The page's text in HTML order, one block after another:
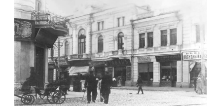
Фото Житомира період
до 1917 року
Leave a comment